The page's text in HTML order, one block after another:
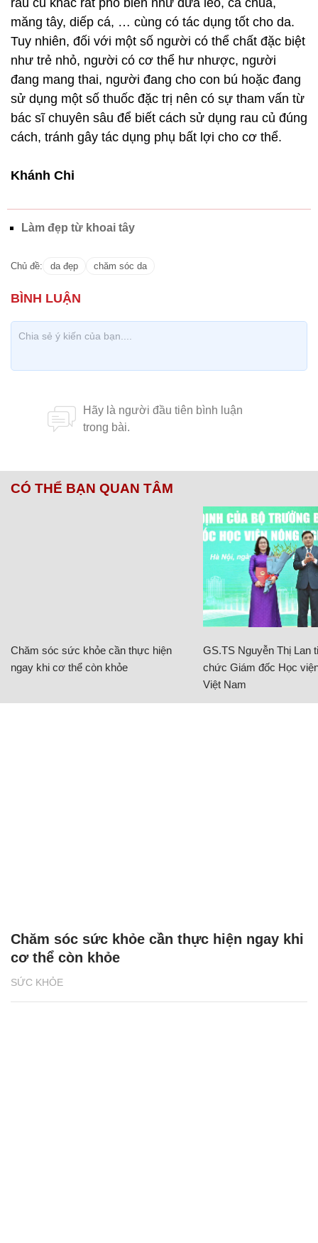
rau củ khác rất phổ biến như dưa leo, cà chua,
măng tây, diếp cá, … cùng có tác dụng tốt cho da.
Tuy nhiên, đối với một số người có thể chất đặc biệt
như trẻ nhỏ, người có cơ thể hư nhược, người
đang mang thai, người đang cho con bú hoặc đang
sử dụng một số thuốc đặc trị nên có sự tham vấn từ
bác sĩ chuyên sâu để biết cách sử dụng rau củ đúng
cách, tránh gây tác dụng phụ bất lợi cho cơ thể.
Khánh Chi
Làm đẹp từ khoai tây
Chủ đề: da đẹp chăm sóc da
CÓ THỂ BẠN QUAN TÂM
Chăm sóc sức khỏe cần thực hiện
ngay khi cơ thể còn khỏe
GS.TS Nguyễn Thị Lan
chức Giám đốc Học
Việt Nam
SỨC KHỎE
Chăm sóc sức khỏe cần thực hiện ngay khi
cơ thể còn khỏe